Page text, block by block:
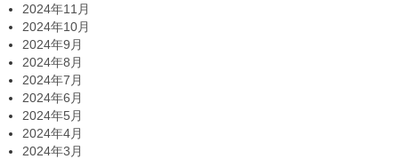
2024年11月
2024年10月
2024年9月
2024年8月
2024年7月
2024年6月
2024年5月
2024年4月
2024年3月